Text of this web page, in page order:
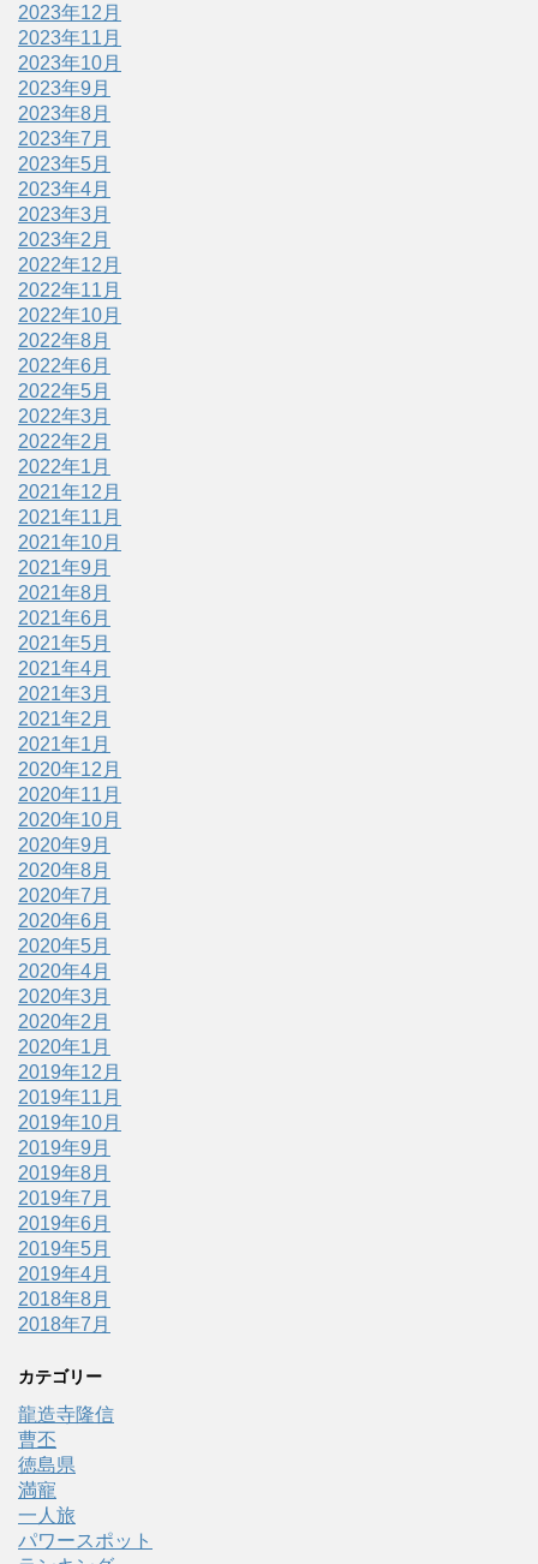
2023年12月
2023年11月
2023年10月
2023年9月
2023年8月
2023年7月
2023年5月
2023年4月
2023年3月
2023年2月
2022年12月
2022年11月
2022年10月
2022年8月
2022年6月
2022年5月
2022年3月
2022年2月
2022年1月
2021年12月
2021年11月
2021年10月
2021年9月
2021年8月
2021年6月
2021年5月
2021年4月
2021年3月
2021年2月
2021年1月
2020年12月
2020年11月
2020年10月
2020年9月
2020年8月
2020年7月
2020年6月
2020年5月
2020年4月
2020年3月
2020年2月
2020年1月
2019年12月
2019年11月
2019年10月
2019年9月
2019年8月
2019年7月
2019年6月
2019年5月
2019年4月
2018年8月
2018年7月
カテゴリー
龍造寺隆信
曹丕
徳島県
満寵
一人旅
パワースポット